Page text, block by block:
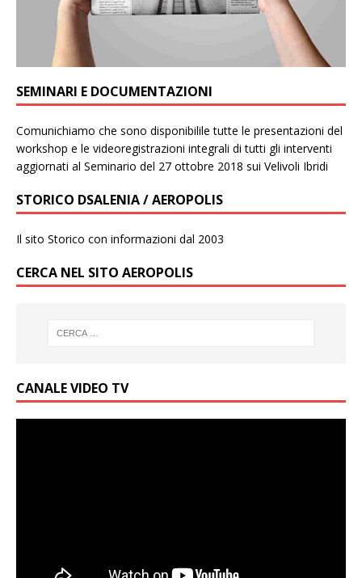
SEMINARI E DOCUMENTAZIONI
Comunichiamo che sono disponibilile tutte le presentazioni del
workshop e le videoregistrazioni integrali di tutti gli interventi
aggiornati al Seminario del 27 ottobre 2018 sui Velivoli Ibridi
STORICO DSALENIA / AEROPOLIS
Il sito Storico con informazioni dal 2003
CERCA NEL SITO AEROPOLIS
CANALE VIDEO TV